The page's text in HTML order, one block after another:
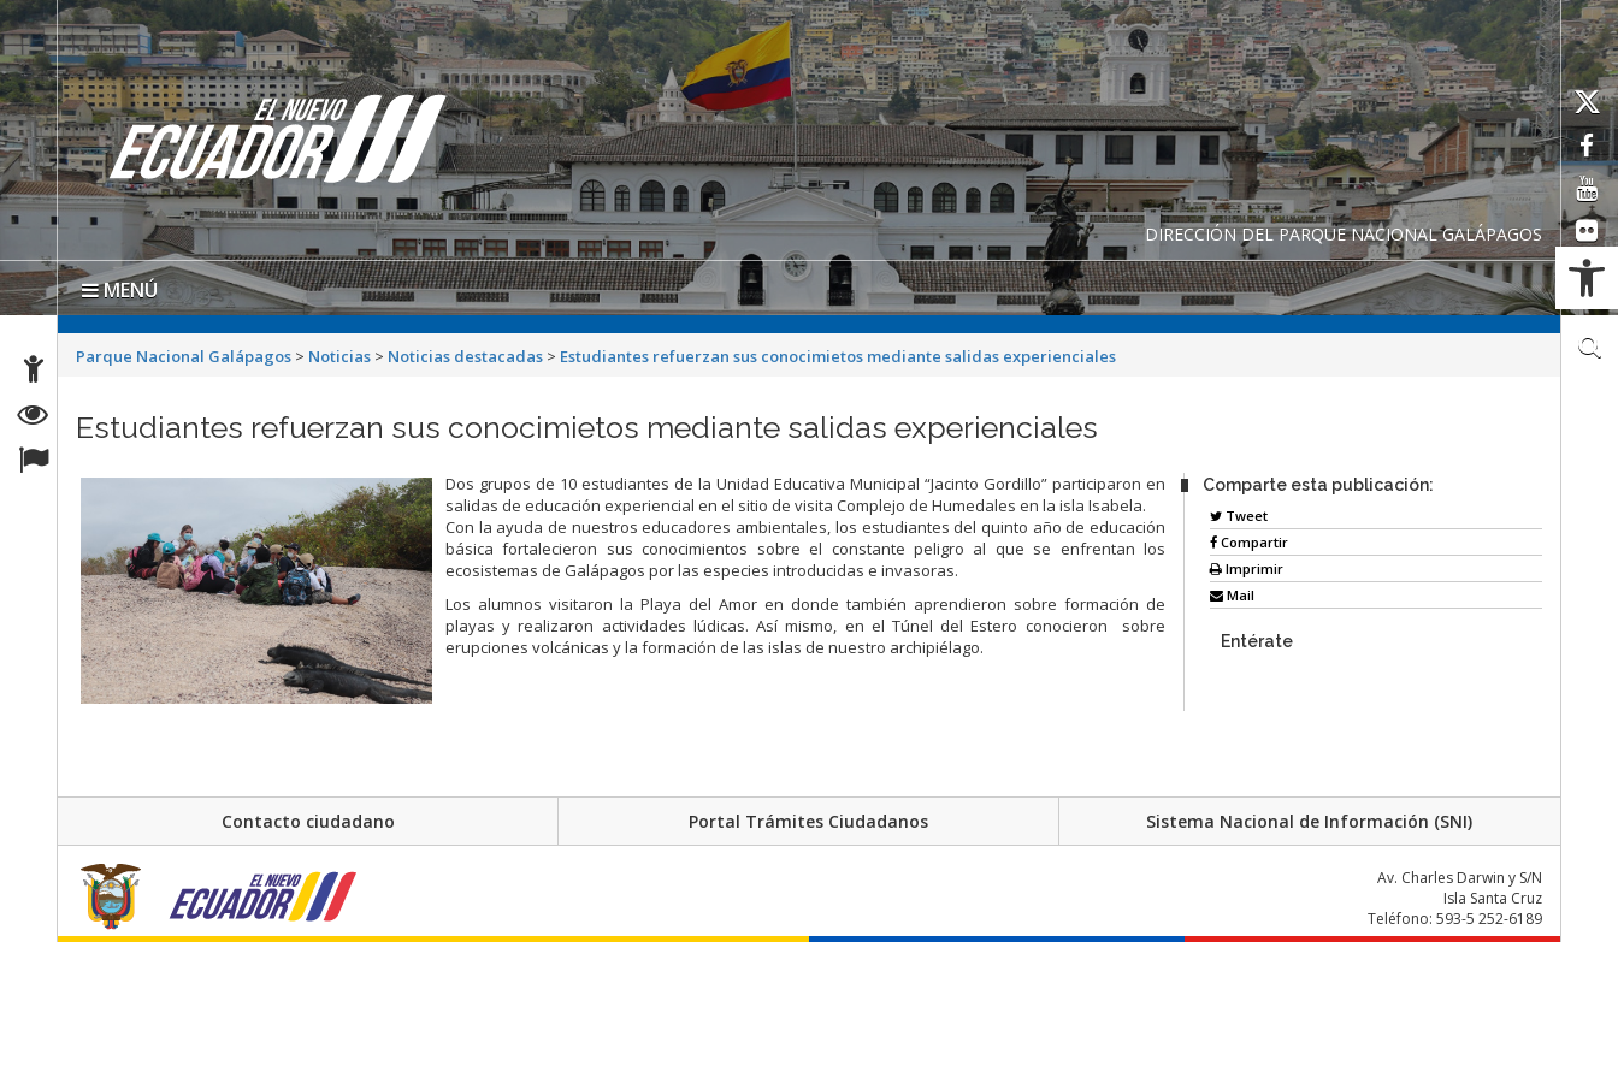
DIRECCIÓN DEL PARQUE NACIONAL GALÁPAGOS
MENÚ
Parque Nacional Galápagos > Noticias > Noticias destacadas > Estudiantes refuerzan sus conocimietos mediante salidas experienciales
Estudiantes refuerzan sus conocimietos mediante salidas experienciales
Dos grupos de 10 estudiantes de la Unidad Educativa Municipal “Jacinto Gordillo” participaron en
salidas de educación experiencial en el sitio de visita Complejo de Humedales en la isla Isabela.
Con la ayuda de nuestros educadores ambientales, los estudiantes del quinto año de educación
básica fortalecieron sus conocimientos sobre el constante peligro al que se enfrentan los
ecosistemas de Galápagos por las especies introducidas e invasoras.
Los alumnos visitaron la Playa del Amor en donde también aprendieron sobre formación de
playas y realizaron actividades lúdicas. Así mismo, en el Túnel del Estero conocieron sobre
erupciones volcánicas y la formación de las islas de nuestro archipiélago.
Comparte esta publicación:
Tweet
Compartir
Imprimir
Mail
Entérate
Contacto ciudadano Portal Trámites Ciudadanos Sistema Nacional de Información (SNI)
Av. Charles Darwin y S/N
Isla Santa Cruz
Teléfono: 593-5 252-6189